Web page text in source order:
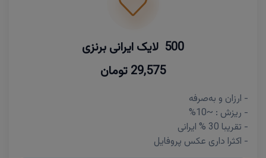
500 لایک ایرانی برنزی
29,575 تومان
- ارزان و به‌صرفه
- ریزش : ~10%
- تقریبا 30 % ایرانی
- اکثرا داری عکس پروفایل